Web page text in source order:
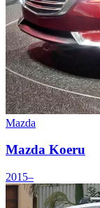
Mazda
Mazda Koeru
2015–